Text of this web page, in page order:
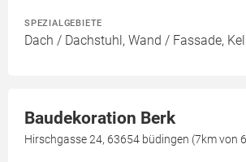
SPEZIALGEBIETE
Dach / Dachstuhl, Wand / Fassade,
Baudekoration Berk
Hirschgasse 24, 63654 büdingen (7km von